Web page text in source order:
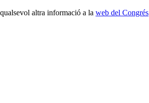
altra informació a la web del Congrés